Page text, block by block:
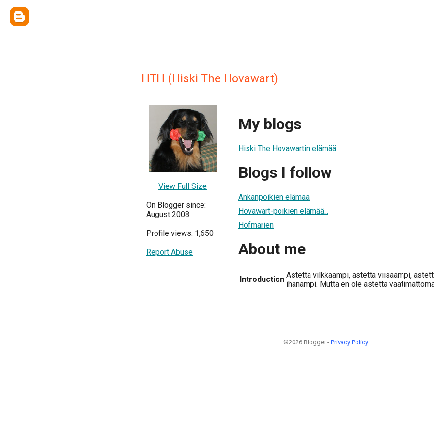
HTH (Hiski The Hovawart)
View Full Size
On Blogger since:
August 2008
Profile views: 1,650
Report Abuse
My blogs
Hiski The Hovawartin elämää
Blogs I follow
Ankanpoikien elämää
Hovawart-poikien elämää...
Hofmarien
About me
Introduction Astetta vilkkaampi, astetta viisaampi,
ihanampi. Mutta en ole astetta
©2026 Blogger - Privacy Policy